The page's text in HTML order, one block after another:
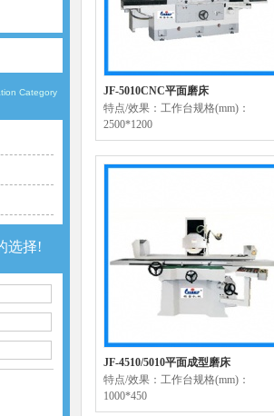
Category
选择!
点
的特点——
..
JF-5010CNC平面磨床
特点/效果：工作台规格(mm)：
2500*1200
JF-4510/5010平面成型磨床
特点/效果：工作台规格(mm)：
1000*450